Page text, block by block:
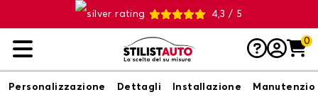
4,3 / 5
0
Personalizzazione Dettagli Installazione